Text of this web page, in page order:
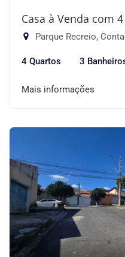
Casa à Venda com
Parque Recreio,
4 Quartos 3
Mais informações